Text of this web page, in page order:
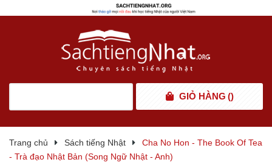
GIỎ HÀNG ()
Trang chủ Sách tiếng Nhật
Cha No Hon - The Book Of Tea
- Trà đạo Nhật Bản (Song Ngữ Nhật - Anh)